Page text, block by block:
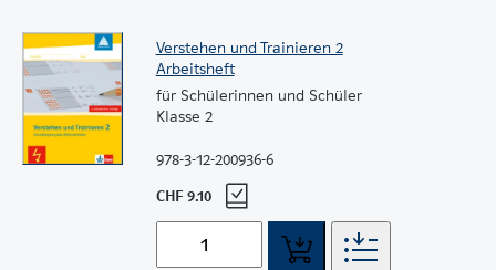
Verstehen und Trainieren 2
Arbeitsheft
für Schülerinnen und Schüler
Klasse 2
978-3-12-200936-6
CHF 9.10